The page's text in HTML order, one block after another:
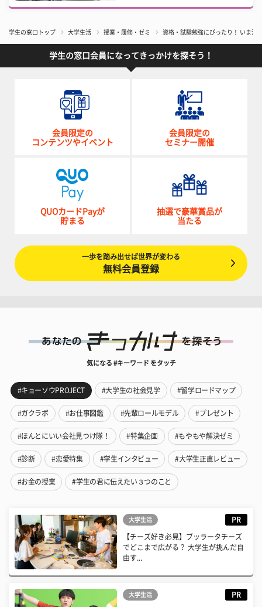
学生の窓口トップ 大学生活 授業・履修・ゼミ 資格・試験勉強にぴったり！ いま注
学生の窓口会員になってきっかけを探そう！
会員限定の
コンテンツやイベント
会員限定の
セミナー開催
QUOカードPayが
貯まる
抽選で豪華賞品が
当たる
一歩を踏み出せば世界が変わる
無料会員登録
気になる #キーワード をタッチ
#キョーソウPROJECT #大学生の社会見学 #留学ロードマップ
#ガクラボ #お仕事図鑑 #先輩ロールモデル #プレゼント
#ほんとにいい会社見つけ隊！ #特集企画 #もやもや解決ゼミ
#診断 #恋愛特集 #学生インタビュー #大学生正直レビュー
#お金の授業 #学生の君に伝えたい３つのこと
大学生活 PR
【チーズ好き必見】ブッラータチーズ
でどこまで広がる？ 大学生が挑んだ自
由す...
大学生活 PR